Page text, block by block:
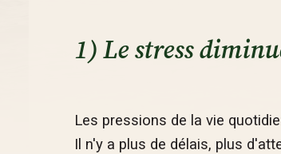
1) Le stress
Les pressions de la vie
Il n'y a plus de délais, plus